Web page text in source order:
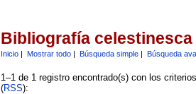
Bibliografía celestinesca
Inicio| Mostrar todo| Búsqueda simple| Búsqueda
1–1 de 1 registro encontrado(s) con los
(RSS):